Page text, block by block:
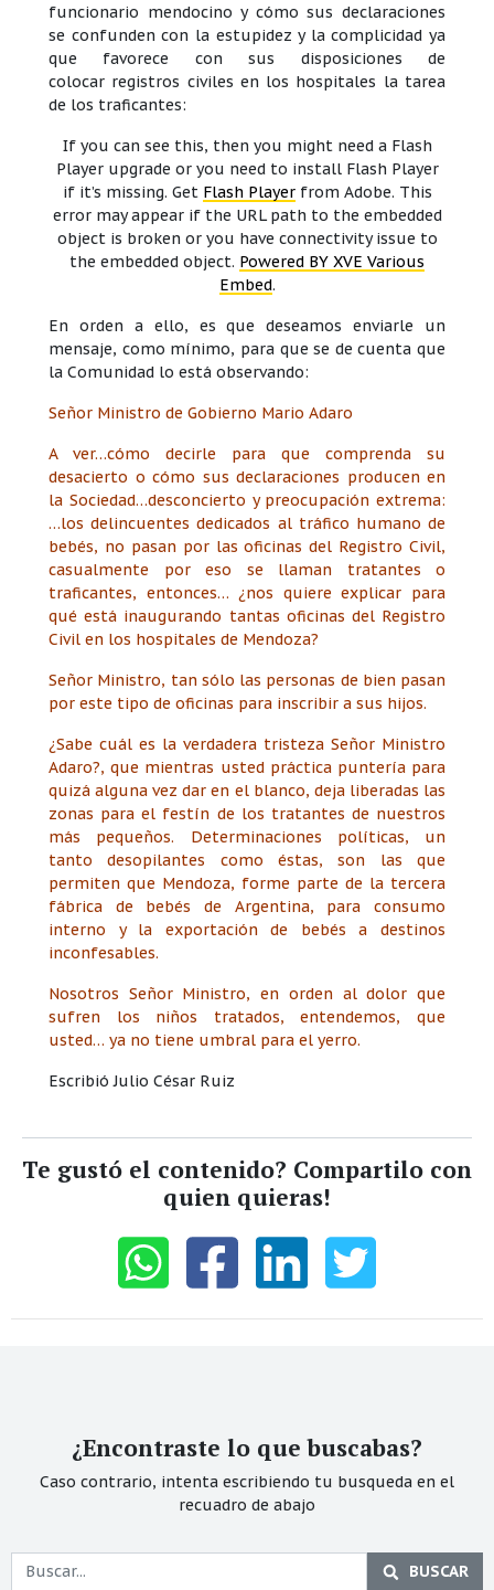
funcionario mendocino y cómo sus declaraciones
se confunden con la estupidez y la complicidad ya
que favorece con sus disposiciones de
colocar registros civiles en los hospitales la tarea
de los traficantes:
If you can see this, then you might need a Flash
Player upgrade or you need to install Flash Player
if it’s missing. Get Flash Playerfrom Adobe. This
error may appear if the URL path to the embedded
object is broken or you have connectivity issue to
the embedded object. Powered BY XVE Various
Embed.
En orden a ello, es que deseamos enviarle un
mensaje, como mínimo, para que se de cuenta que
la Comunidad lo está observando:
Señor Ministro de Gobierno Mario Adaro
A ver…cómo decirle para que comprenda su
desacierto o cómo sus declaraciones producen en
la Sociedad…desconcierto y preocupación extrema:
…los delincuentes dedicados al tráfico humano de
bebés, no pasan por las oficinas del Registro Civil,
casualmente por eso se llaman tratantes o
traficantes, entonces… ¿nos quiere explicar para
qué está inaugurando tantas oficinas del Registro
Civil en los hospitales de Mendoza?
Señor Ministro, tan sólo las personas de bien pasan
por este tipo de oficinas para inscribir a sus hijos.
¿Sabe cuál es la verdadera tristeza Señor Ministro
Adaro?, que mientras usted práctica puntería para
quizá alguna vez dar en el blanco, deja liberadas las
zonas para el festín de los tratantes de nuestros
más pequeños. Determinaciones políticas, un
tanto desopilantes como éstas, son las que
permiten que Mendoza, forme parte de la tercera
fábrica de bebés de Argentina, para consumo
interno y la exportación de bebés a destinos
inconfesables.
Nosotros Señor Ministro, en orden al dolor que
sufren los niños tratados, entendemos, que
usted… ya no tiene umbral para el yerro.
Escribió Julio César Ruiz
Te gustó el contenido? Compartilo con
quien quieras!
¿Encontraste lo que buscabas?
Caso contrario, intenta escribiendo tu busqueda en el
recuadro de abajo
BUSCAR